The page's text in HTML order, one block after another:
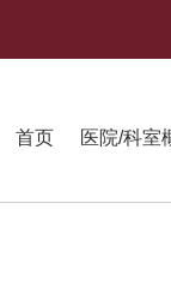
首页 医院/科室